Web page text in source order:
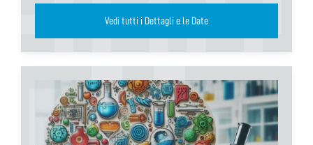
Vedi tutti i Dettagli e le Date